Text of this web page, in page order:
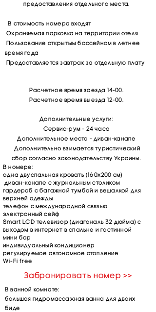
предоставления отдельного места.
В стоимость номера входят
Охраняемая парковка на территории отеля
Пользование открытым бассейном в летнее
время года
Предоставляется завтрак за отдельную плату
Расчетное время заезда 14-00.
Расчетное время выезда 12-00.
Дополнительные услуги:
Сервис-рум - 24 часа
Дополнительное место - диван-канапе
Дополнительно взимается туристический
сбор согласно законодательству Украины.
В номере:
одна двуспальная кровать (160х200 см)
диван-канапе с журнальным столиком
гардероб с багажной тумбой и вешалкой для
верхней одежды
телефон с международной связью
электронный сейф
Smart LCD телевизор (диагональ 32 дюйма) с
выходом в интернет в спальне и гостинной
мини бар
индивидуальный кондиционер
регулируемое автономное отопление
Wi-Fi free
Забронировать номер >>
В ванной комнате:
большая гидромассажная ванна для двоих
биде